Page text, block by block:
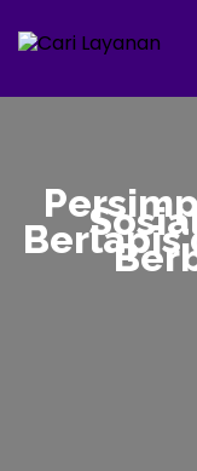
Berlapis